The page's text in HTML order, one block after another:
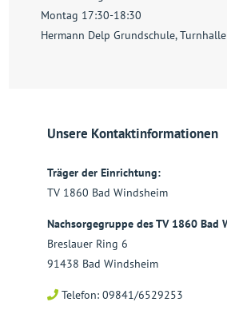
Montag 17:30-18:30
Hermann Delp Grundschule, Turnhalle
Unsere Kontaktinformationen
Träger der Einrichtung:
TV 1860 Bad Windsheim
Nachsorgegruppe des TV 1860 Bad
Breslauer Ring 6
91438 Bad Windsheim
Telefon: 09841/6529253